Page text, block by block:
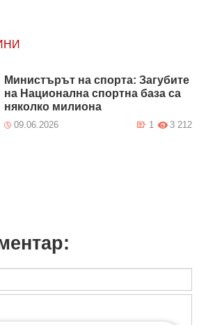
Министърът на спорта: Загубите
на Национална спортна база са
няколко милиона
09.06.2026 3 212
1